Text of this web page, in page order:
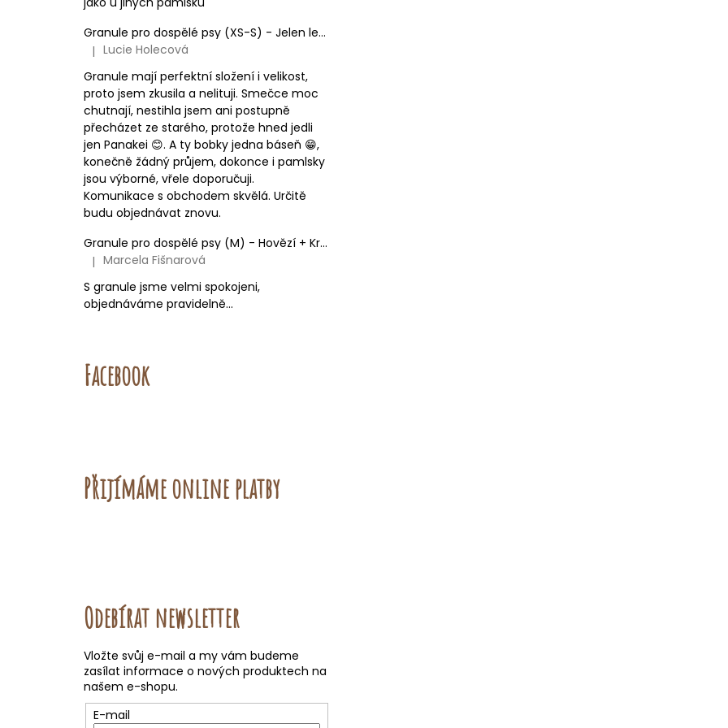
Granule pro dospělé psy (XS-S) - Jelen lesní (SENSITIVE) 3kg
Hodnocení produktu je 5 z 5 hvězdiček.
| Lucie Holecová
Granule mají perfektní složení i velikost,
proto jsem zkusila a nelituji. Smečce moc
chutnají, nestihla jsem ani postupně
přecházet ze starého, protože hned jedli
jen Panakei 😊. A ty bobky jedna báseň 😁,
konečně žádný průjem, dokonce i pamlsky
jsou výborné, vřele doporučuji.
Komunikace s obchodem skvělá. Určitě
budu objednávat znovu.
Granule pro dospělé psy (M) - Hovězí + Krůtí 9kg
Hodnocení produktu je 5 z 5 hvězdiček.
| Marcela Fišnarová
S granule jsme velmi spokojeni,
objednáváme pravidelně...
Facebook
Přijímáme online platby
Odebírat newsletter
Vložte svůj e-mail a my vám budeme
zasílat informace o nových produktech na
našem e-shopu.
E-mail